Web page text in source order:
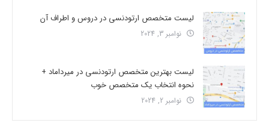
لیست متخصص ارتودنسی در دروس و اطراف آن
نوامبر 3, 2024
لیست بهترین متخصص ارتودنسی در میرداماد +
نحوه انتخاب یک متخصص خوب
نوامبر 2, 2024